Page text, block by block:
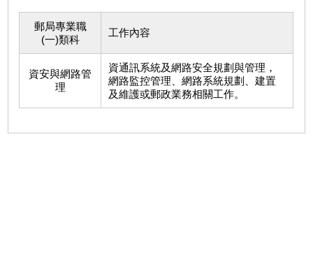
郵局專業職
(一)類科
工作內容
資安與網路管
理
資通訊系統及網路安全規劃與管理，
網路監控管理、網路系統規劃、建置
及維護或郵政業務相關工作。